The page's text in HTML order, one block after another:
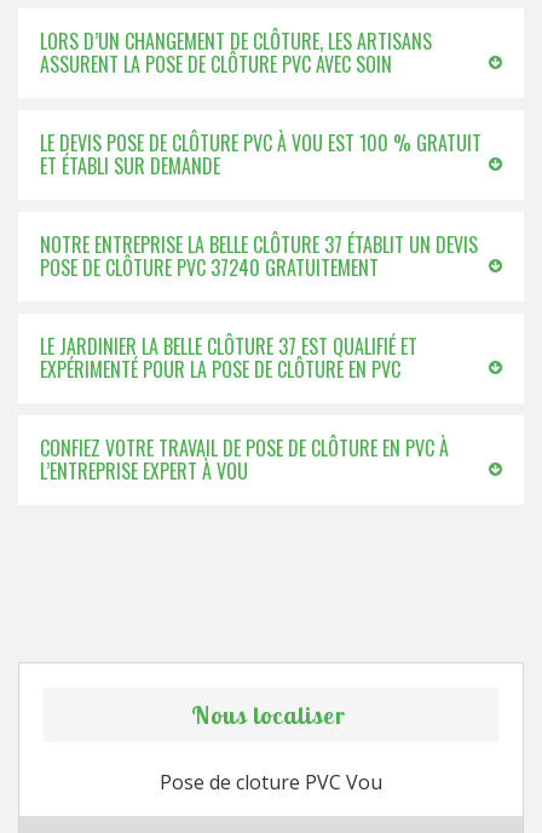
LORS D’UN CHANGEMENT DE CLÔTURE, LES ARTISANS
ASSURENT LA POSE DE CLÔTURE PVC AVEC SOIN
LE DEVIS POSE DE CLÔTURE PVC À VOU EST 100 % GRATUIT
ET ÉTABLI SUR DEMANDE
NOTRE ENTREPRISE LA BELLE CLÔTURE 37 ÉTABLIT UN DEVIS
POSE DE CLÔTURE PVC 37240 GRATUITEMENT
LE JARDINIER LA BELLE CLÔTURE 37 EST QUALIFIÉ ET
EXPÉRIMENTÉ POUR LA POSE DE CLÔTURE EN PVC
CONFIEZ VOTRE TRAVAIL DE POSE DE CLÔTURE EN PVC À
L’ENTREPRISE EXPERT À VOU
Nous localiser
Pose de cloture PVC Vou